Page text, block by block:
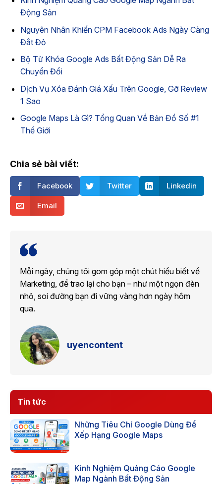
Động Sản
Nguyên Nhân Khiến CPM Facebook Ads Ngày Càng
Đắt Đỏ
Bộ Từ Khóa Google Ads Bất Động Sản Dễ Ra
Chuyển Đổi
Dịch Vụ Xóa Đánh Giá Xấu Trên Google, Gỡ Review
1 Sao
Google Maps Là Gì? Tổng Quan Về Bản Đồ Số #1
Thế Giới
Chia sẻ bài viết:
Facebook Twitter Linkedin
Email
Mỗi ngày, chúng tôi gom góp một chút hiểu biết về
Marketing, để trao lại cho bạn – như một ngọn đèn
nhỏ, soi đường bạn đi vững vàng hơn ngày hôm
qua.
uyencontent
Tin tức
Những Tiêu Chí Google Dùng Để
Xếp Hạng Google Maps
Kinh Nghiệm Quảng Cáo Google
Map Ngành Bất Động Sản